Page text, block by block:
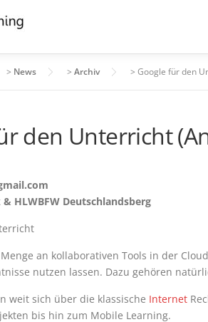
> News > Archiv > Google für den
den Unterricht
HLWBFW Deutschlandsberg
an kollaborativen Tools in der
nutzen lassen. Dazu gehören
weit sich über die klassische Internet
bis hin zum Mobile Learning.